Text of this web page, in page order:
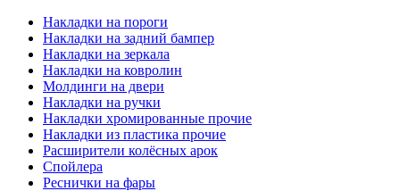
Накладки на пороги
Накладки на задний бампер
Накладки на зеркала
Накладки на ковролин
Молдинги на двери
Накладки на ручки
Накладки хромированные прочие
Накладки из пластика прочие
Расширители колёсных арок
Спойлера
Реснички на фары